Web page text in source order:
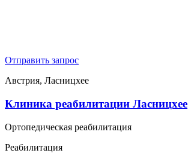
Отправить запрос
Австрия, Ласницхее
Клиника реабилитации Ласницхее
Ортопедическая реабилитация
Реабилитация